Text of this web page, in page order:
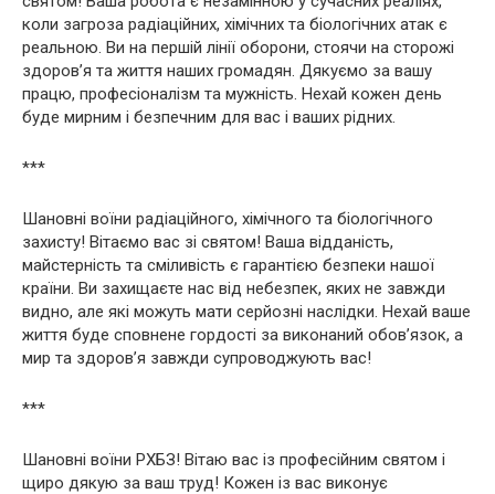
коли загроза радіаційних, хімічних та біологічних атак є
реальною. Ви на першій лінії оборони, стоячи на сторожі
здоров’я та життя наших громадян. Дякуємо за вашу
працю, професіоналізм та мужність. Нехай кожен день
буде мирним і безпечним для вас і ваших рідних.
***
Шановні воїни радіаційного, хімічного та біологічного
захисту! Вітаємо вас зі святом! Ваша відданість,
майстерність та сміливість є гарантією безпеки нашої
країни. Ви захищаєте нас від небезпек, яких не завжди
видно, але які можуть мати серйозні наслідки. Нехай ваше
життя буде сповнене гордості за виконаний обов’язок, а
мир та здоров’я завжди супроводжують вас!
***
Шановні воїни РХБЗ! Вітаю вас із професійним святом і
щиро дякую за ваш труд! Кожен із вас виконує